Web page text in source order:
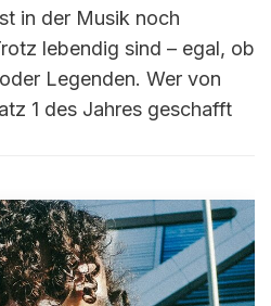
in der Musik noch
lebendig sind – egal, ob
Legenden. Wer von
1 des Jahres geschafft